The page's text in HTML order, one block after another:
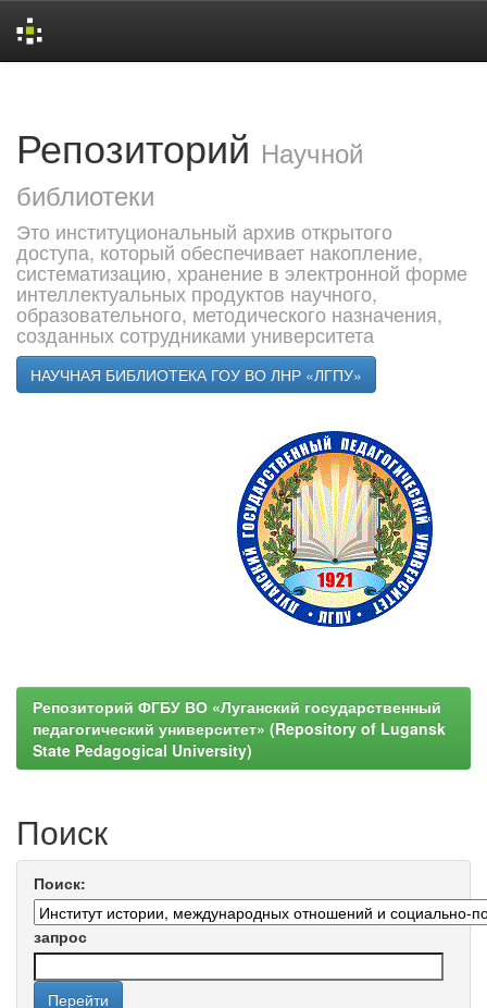
Репозиторий Научной
библиотеки
Это институциональный архив открытого
доступа, который обеспечивает накопление,
систематизацию, хранение в электронной форме
интеллектуальных продуктов научного,
образовательного, методического назначения,
созданных сотрудниками университета
НАУЧНАЯ БИБЛИОТЕКА ГОУ ВО ЛНР «ЛГПУ»
Репозиторий ФГБУ ВО «Луганский государственный
педагогический университет» (Repository of Lugansk
State Pedagogical University)
Поиск
Поиск:
запрос